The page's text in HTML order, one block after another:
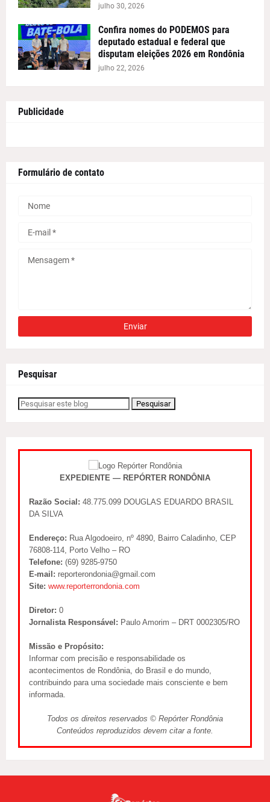
julho 30, 2026
Confira nomes do PODEMOS para
deputado estadual e federal que
disputam eleições 2026 em Rondônia
julho 22, 2026
Publicidade
Formulário de contato
Pesquisar
EXPEDIENTE — REPÓRTER RONDÔNIA
Razão Social: 48.775.099 DOUGLAS EDUARDO BRASIL
DA SILVA
Endereço: Rua Algodoeiro, nº 4890, Bairro Caladinho, CEP
76808-114, Porto Velho – RO
Telefone: (69) 9285-9750
E-mail: reporterondonia@gmail.com
Site: www.reporterrondonia.com
Diretor: 0
Jornalista Responsável: Paulo Amorim – DRT 0002305/RO
Missão e Propósito:
Informar com precisão e responsabilidade os
acontecimentos de Rondônia, do Brasil e do mundo,
contribuindo para uma sociedade mais consciente e bem
informada.
Todos os direitos reservados © Repórter Rondônia
Conteúdos reproduzidos devem citar a fonte.